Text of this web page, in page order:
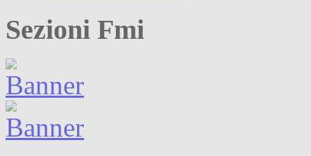
Sezioni Fmi